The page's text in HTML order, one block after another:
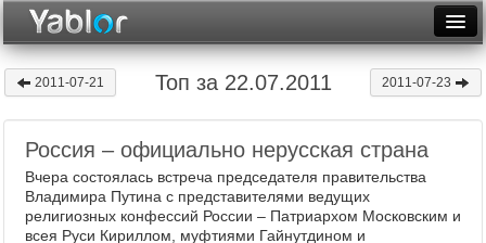
Месяц
Рейтинги
Архив
2011-07-21 Топ за 22.07.2011 2011-07-23
Россия – официально нерусская страна
Вчера состоялась встреча председателя правительства
Владимира Путина с представителями ведущих
религиозных конфессий России – Патриархом Московским и
всея Руси Кириллом, муфтиями Гайнутдином и